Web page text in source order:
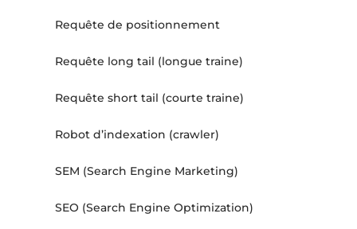
Requête de positionnement
Requête long tail (longue traine)
Requête short tail (courte traine)
Robot d’indexation (crawler)
SEM (Search Engine Marketing)
SEO (Search Engine Optimization)